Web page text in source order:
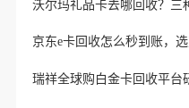
京东e卡回收怎么秒到账，